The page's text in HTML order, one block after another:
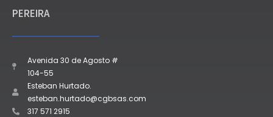
PEREIRA
Avenida 30 de Agosto #
104-55
Esteban Hurtado.
esteban.hurtado@cgbsas.com
317 571 2915